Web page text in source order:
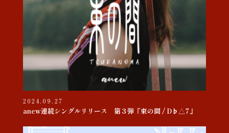
2024.09.27
anew連続シングルリリース 第３弾『束の間 / D♭△7』